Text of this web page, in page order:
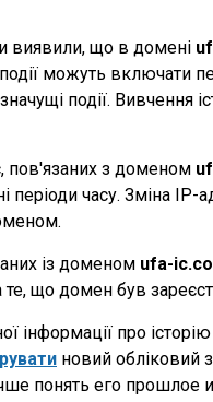
виявили, що в домені
можуть включати
значущі події.
пов'язаних з доменом
періоди часу. Зміна IP-
із доменом ufa-
що домен був
інформації про
новий обліковий
понять его прошлое